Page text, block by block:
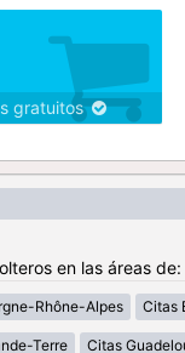
gratuitos
en las áreas de:
Rhône-Alpes Citas
Terre Citas